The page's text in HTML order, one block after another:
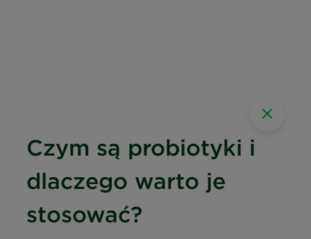
Czym są probiotyki i
dlaczego warto je
stosować?